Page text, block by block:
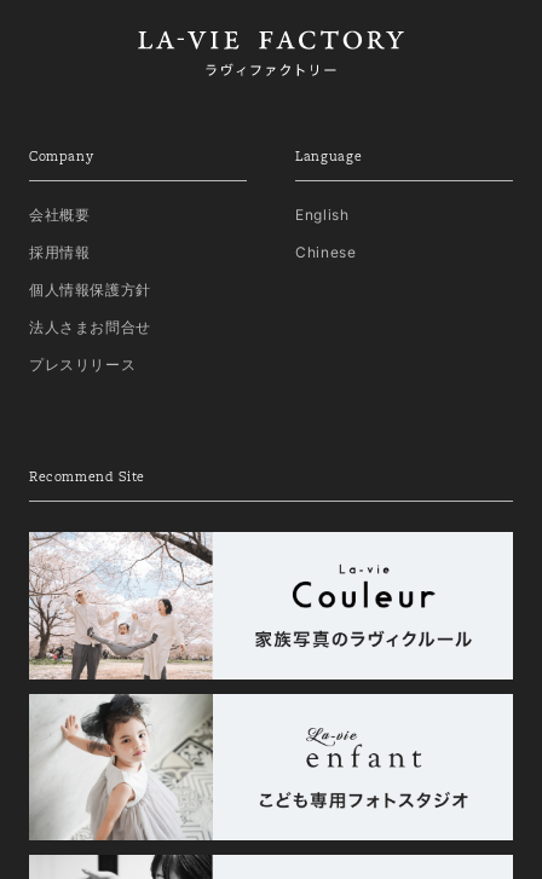
Company
会社概要
採用情報
個人情報保護方針
法人さまお問合せ
プレスリリース
Language
English
Chinese
Recommend Site